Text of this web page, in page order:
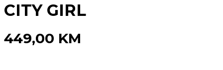
CITY GIRL
449,00 KM